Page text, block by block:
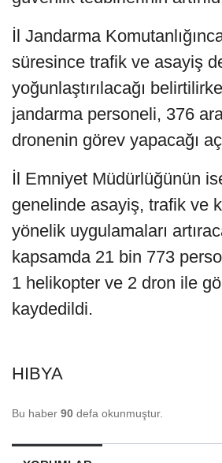
İl Jandarma
süresince trafik ve asayiş
yoğunlaştırılacağı
jandarma personeli, 376
dronenin görev yapacağı
İl Emniyet Müdürlüğünün
genelinde asayiş, trafik ve
yönelik uygulamaları
kapsamda 21 bin 773
1 helikopter ve 2 dron ile
kaydedildi.
HIBYA
Bu haber 90 defa okunmuştur.